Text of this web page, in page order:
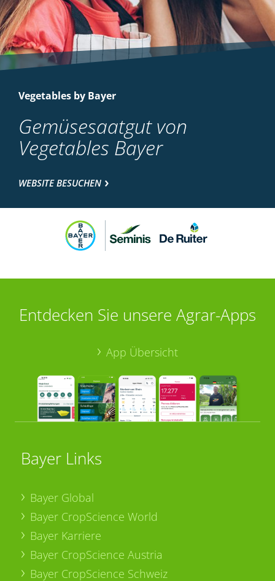
Vegetables by Bayer
Gemüsesaatgut von
Vegetables Bayer
WEBSITE BESUCHEN
Entdecken Sie unsere Agrar-Apps
App Übersicht
Bayer Links
Bayer Global
Bayer CropScience World
Bayer Karriere
Bayer CropScience Austria
Bayer CropScience Schweiz